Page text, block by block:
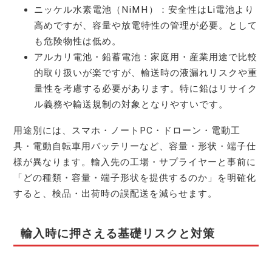
ニッケル水素電池（NiMH）：安全性はLi電池より
高めですが、容量や放電特性の管理が必要。として
も危険物性は低め。
アルカリ電池・鉛蓄電池：家庭用・産業用途で比較
的取り扱いが楽ですが、輸送時の液漏れリスクや重
量性を考慮する必要があります。特に鉛はリサイク
ル義務や輸送規制の対象となりやすいです。
用途別には、スマホ・ノートPC・ドローン・電動工
具・電動自転車用バッテリーなど、容量・形状・端子仕
様が異なります。輸入先の工場・サプライヤーと事前に
「どの種類・容量・端子形状を提供するのか」を明確化
すると、検品・出荷時の誤配送を減らせます。
輸入時に押さえる基礎リスクと対策